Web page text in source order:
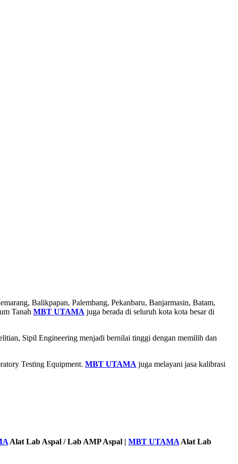
Balikpapan, Palembang, Pekanbaru, Banjarmasin, Batam,
Tanah MBT UTAMA juga berada di seluruh kota kota besar di
Sipil Engineering menjadi bernilai tinggi dengan memilih dan
Testing Equipment. MBT UTAMA juga melayani jasa kalibrasi
Alat Lab Aspal / Lab AMP Aspal | MBT UTAMA Alat Lab